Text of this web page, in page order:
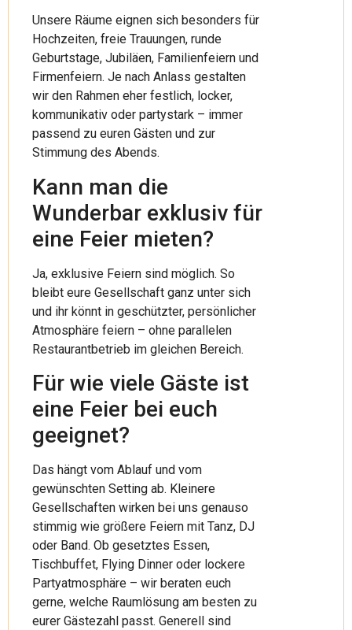
Unsere Räume eignen sich besonders für
Hochzeiten, freie Trauungen, runde
Geburtstage, Jubiläen, Familienfeiern und
Firmenfeiern. Je nach Anlass gestalten
wir den Rahmen eher festlich, locker,
kommunikativ oder partystark – immer
passend zu euren Gästen und zur
Stimmung des Abends.
Kann man die
Wunderbar exklusiv für
eine Feier mieten?
Ja, exklusive Feiern sind möglich. So
bleibt eure Gesellschaft ganz unter sich
und ihr könnt in geschützter, persönlicher
Atmosphäre feiern – ohne parallelen
Restaurantbetrieb im gleichen Bereich.
Für wie viele Gäste ist
eine Feier bei euch
geeignet?
Das hängt vom Ablauf und vom
gewünschten Setting ab. Kleinere
Gesellschaften wirken bei uns genauso
stimmig wie größere Feiern mit Tanz, DJ
oder Band. Ob gesetztes Essen,
Tischbuffet, Flying Dinner oder lockere
Partyatmosphäre – wir beraten euch
gerne, welche Raumlösung am besten zu
eurer Gästezahl passt. Generell sind